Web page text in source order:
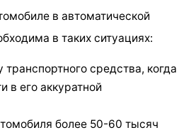
в автоматической
в таких ситуациях:
транспортного средства, когда
в его аккуратной
более 50-60 тысяч